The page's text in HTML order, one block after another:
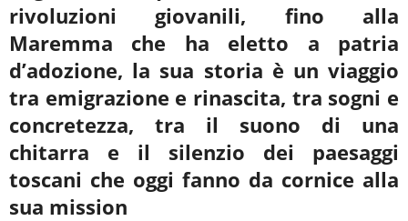
rivoluzioni giovanili, fino alla
Maremma che ha eletto a patria
d’adozione, la sua storia è un viaggio
tra emigrazione e rinascita, tra sogni e
concretezza, tra il suono di una
chitarra e il silenzio dei paesaggi
toscani che oggi fanno da cornice alla
sua mission